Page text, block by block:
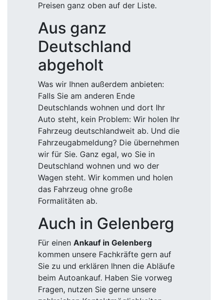
Preisen ganz oben auf der Liste.
Aus ganz
Deutschland
abgeholt
Was wir Ihnen außerdem anbieten:
Falls Sie am anderen Ende
Deutschlands wohnen und dort Ihr
Auto steht, kein Problem: Wir holen Ihr
Fahrzeug deutschlandweit ab. Und die
Fahrzeugabmeldung? Die übernehmen
wir für Sie. Ganz egal, wo Sie in
Deutschland wohnen und wo der
Wagen steht. Wir kommen und holen
das Fahrzeug ohne große
Formalitäten ab.
Auch in Gelenberg
Für einen Ankauf in Gelenberg
kommen unsere Fachkräfte gern auf
Sie zu und erklären Ihnen die Abläufe
beim Autoankauf. Haben Sie vorweg
Fragen, nutzen Sie gerne unsere